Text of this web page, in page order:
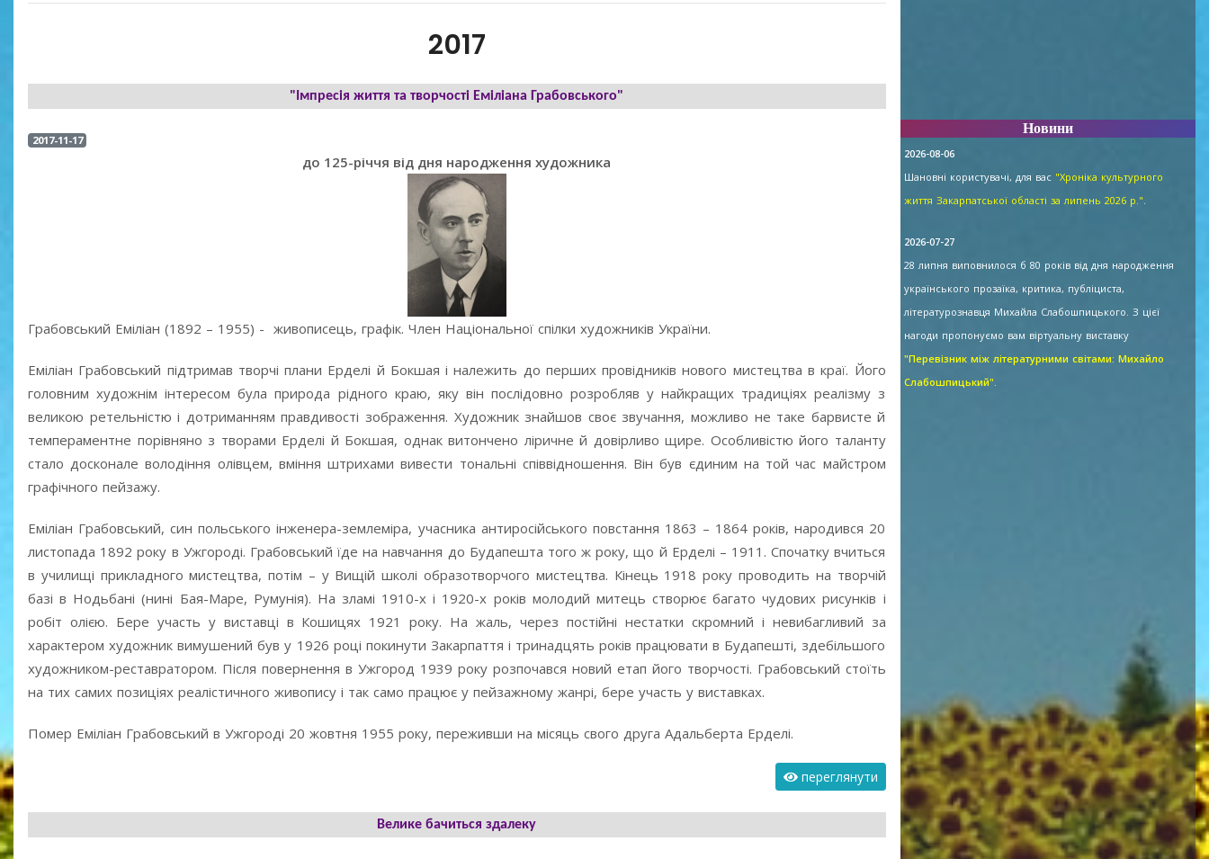
2017
"Імпресія життя та творчості Еміліана Грабовського"
2017-11-17
до 125-річчя від дня народження художника
Грабовський Еміліан (1892 – 1955) - живописець, графік. Член Національної спілки художників України.
Еміліан Грабовський підтримав творчі плани Ерделі й Бокшая і належить до перших провідників нового мистецтва в краї. Його
головним художнім інтересом була природа рідного краю, яку він послідовно розробляв у найкращих традиціях реалізму з
великою ретельністю і дотриманням правдивості зображення. Художник знайшов своє звучання, можливо не таке барвисте й
темпераментне порівняно з творами Ерделі й Бокшая, однак витончено ліричне й довірливо щире. Особливістю його таланту
стало досконале володіння олівцем, вміння штрихами вивести тональні співвідношення. Він був єдиним на той час майстром
графічного пейзажу.
Еміліан Грабовський, син польського інженера-землеміра, учасника антиросійського повстання 1863 – 1864 років, народився 20
листопада 1892 року в Ужгороді. Грабовський їде на навчання до Будапешта того ж року, що й Ерделі – 1911. Спочатку вчиться
в училищі прикладного мистецтва, потім – у Вищій школі образотворчого мистецтва. Кінець 1918 року проводить на творчій
базі в Нодьбані (нині Бая-Маре, Румунія). На зламі 1910-х і 1920-х років молодий митець створює багато чудових рисунків і
робіт олією. Бере участь у виставці в Кошицях 1921 року. На жаль, через постійні нестатки скромний і невибагливий за
характером художник вимушений був у 1926 році покинути Закарпаття і тринадцять років працювати в Будапешті, здебільшого
художником-реставратором. Після повернення в Ужгород 1939 року розпочався новий етап його творчості. Грабовський стоїть
на тих самих позиціях реалістичного живопису і так само працює у пейзажному жанрі, бере участь у виставках.
Помер Еміліан Грабовський в Ужгороді 20 жовтня 1955 року, переживши на місяць свого друга Адальберта Ерделі.
переглянути
Велике бачиться здалеку
Новини
2026-08-06
Шановні користувачі, для вас "Хроніка культурного
життя Закарпатської області за липень 2026 р.".
2026-07-27
28 липня виповнилося б 80 років від дня народження
українського прозаїка, критика, публіциста,
літературознавця Михайла Слабошпицького. З цієї
нагоди пропонуємо вам віртуальну виставку
"Перевізник між літературними світами: Михайло
Слабошпицький".